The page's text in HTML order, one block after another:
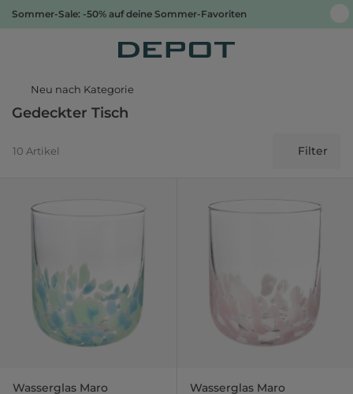
Sommer-Sale: -50% auf deine Sommer-Favoriten
Neu nach Kategorie
Gedeckter Tisch
10 Artikel Filter
Wasserglas Maro Wasserglas Maro